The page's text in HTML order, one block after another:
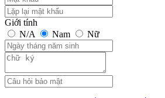
Giới tính
N/A
Nam Nữ